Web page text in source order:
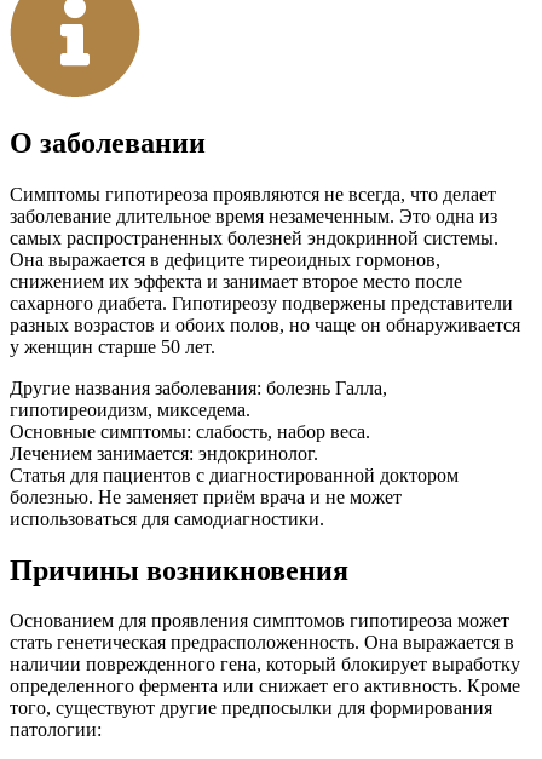
О заболевании
Симптомы гипотиреоза проявляются не всегда, что делает
заболевание длительное время незамеченным. Это одна из
самых распространенных болезней эндокринной системы.
Она выражается в дефиците тиреоидных гормонов,
снижением их эффекта и занимает второе место после
сахарного диабета. Гипотиреозу подвержены представители
разных возрастов и обоих полов, но чаще он обнаруживается
у женщин старше 50 лет.
Другие названия заболевания: болезнь Галла,
гипотиреоидизм, микседема.
Основные симптомы: слабость, набор веса.
Лечением занимается: эндокринолог.
Статья для пациентов с диагностированной доктором
болезнью. Не заменяет приём врача и не может
использоваться для самодиагностики.
Причины возникновения
Основанием для проявления симптомов гипотиреоза может
стать генетическая предрасположенность. Она выражается в
наличии поврежденного гена, который блокирует выработку
определенного фермента или снижает его активность. Кроме
того, существуют другие предпосылки для формирования
патологии: